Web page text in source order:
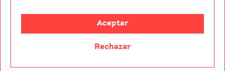
mm 2026
Aceptar
Rechazar